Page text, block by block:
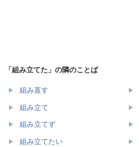
「組み立てた」の隣のことば
組み直す
組み立て
組み立てず
組み立てたい